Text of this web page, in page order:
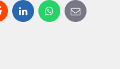
LinkedInWhatsApp
E-
mail